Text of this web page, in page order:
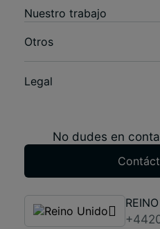
Nuestro trabajo
Otros
Legal
No dudes en